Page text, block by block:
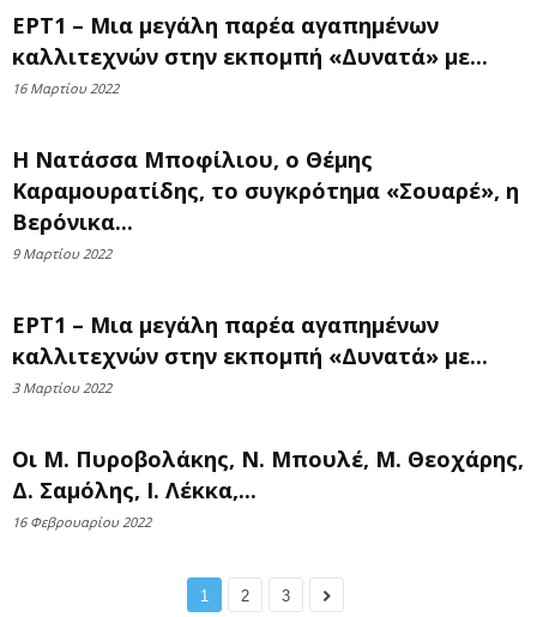
ΕΡΤ1 – Μια μεγάλη παρέα αγαπημένων
καλλιτεχνών στην εκπομπή «Δυνατά» με...
16 Μαρτίου 2022
Η Νατάσσα Μποφίλιου, ο Θέμης
Καραμουρατίδης, το συγκρότημα «Σουαρέ», η
Βερόνικα...
9 Μαρτίου 2022
ΕΡΤ1 – Μια μεγάλη παρέα αγαπημένων
καλλιτεχνών στην εκπομπή «Δυνατά» με...
3 Μαρτίου 2022
Οι Μ. Πυροβολάκης, Ν. Μπουλέ, Μ. Θεοχάρης,
Δ. Σαμόλης, Ι. Λέκκα,...
16 Φεβρουαρίου 2022
1 2 3